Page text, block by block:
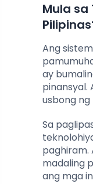
Mula
Ang
ay
pinansyal.
usbong
Sa
paghiram.
madaling
ang mga